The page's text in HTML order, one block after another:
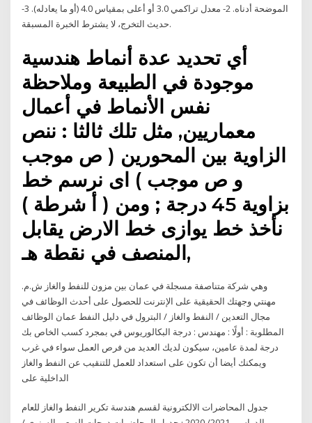
الموضحة أدناه. 2- معدل تراكمي 3.0 أو أعلى بمقياس 4.0 (أو ما يعادله). 3-
حديث التخرج، لا يشترط الخبرة المسبقة.
أي تحديد عدة أنماط هندسية
موجودة في الطبيعة وملاحظة
نفس الأنماط في أعمال
معماريين, مثل تلك ثالثا : ننص
الزاوية بين المحورين ( ص موجب
و ص موجب ) اى نرسم خط
بزاوية 45 درجة ; ومن ( أ شرطة )
نأخذ خط يوازى خط الارض يقابل
المنصف في نقطة هـ,
وهي شركة متناصفة مسجلة في عمان بين مزون للنفط والغاز ش.م.
مهنتي وجهتك الحقيقية على الإنترنت للحصول على أحدث الوظائف في
مجال التعدين / النفط والغاز / البترول في دليل النفط عمان الوظائف
المطلوبة : أولًا : مهندس : درجة البكالوريوس في بمجرد كسب الخاص بك
درجة لمدة عامين، سيكون لديك العديد من فرص العمل سواء في غرب
ويمكنك أيضا أن تكون على استعداد للعمل للتنقيب عن النفط والغاز
جدول المحاضرات الالكترونية لقسم هندسة تكرير النفط والغاز للعام